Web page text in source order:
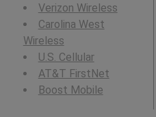
Verizon Wireless
Carolina West
Wireless
U.S. Cellular
AT&T FirstNet
Boost Mobile